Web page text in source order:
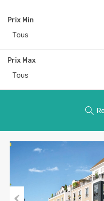
Prix Min
Tous
Prix Max
Tous